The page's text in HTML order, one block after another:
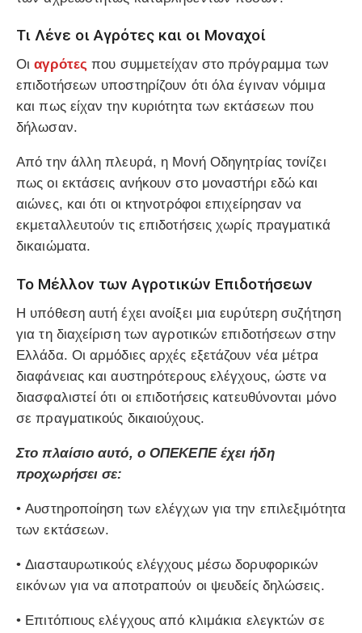
Τι Λένε οι Αγρότες και οι Μοναχοί
Οιαγρότες που συμμετείχαν στο πρόγραμμα των
επιδοτήσεων υποστηρίζουν ότι όλα έγιναν νόμιμα
και πως είχαν την κυριότητα των εκτάσεων που
δήλωσαν.
Από την άλλη πλευρά, η Μονή Οδηγητρίας τονίζει
πως οι εκτάσεις ανήκουν στο μοναστήρι εδώ και
αιώνες, και ότι οι κτηνοτρόφοι επιχείρησαν να
εκμεταλλευτούν τις επιδοτήσεις χωρίς πραγματικά
δικαιώματα.
Το Μέλλον των Αγροτικών Επιδοτήσεων
Η υπόθεση αυτή έχει ανοίξει μια ευρύτερη συζήτηση
για τη διαχείριση των αγροτικών επιδοτήσεων στην
Ελλάδα. Οι αρμόδιες αρχές εξετάζουν νέα μέτρα
διαφάνειας και αυστηρότερους ελέγχους, ώστε να
διασφαλιστεί ότι οι επιδοτήσεις κατευθύνονται μόνο
σε πραγματικούς δικαιούχους.
Στο πλαίσιο αυτό, ο ΟΠΕΚΕΠΕ έχει ήδη
προχωρήσει σε:
• Αυστηροποίηση των ελέγχων για την επιλεξιμότητα
των εκτάσεων.
• Διασταυρωτικούς ελέγχους μέσω δορυφορικών
εικόνων για να αποτραπούν οι ψευδείς δηλώσεις.
• Επιτόπιους ελέγχους από κλιμάκια ελεγκτών σε